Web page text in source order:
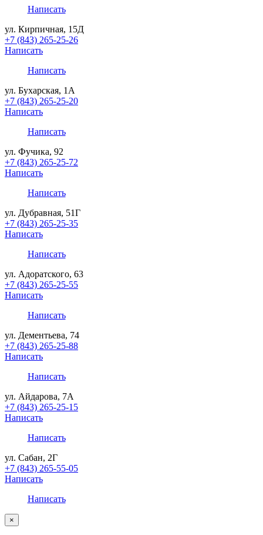
Написать
ул. Кирпичная, 15Д
+7 (843) 265-25-26
Написать
Написать
ул. Бухарская, 1А
+7 (843) 265-25-20
Написать
Написать
ул. Фучика, 92
+7 (843) 265-25-72
Написать
Написать
ул. Дубравная, 51Г
+7 (843) 265-25-35
Написать
Написать
ул. Адоратского, 63
+7 (843) 265-25-55
Написать
Написать
ул. Дементьева, 74
+7 (843) 265-25-88
Написать
Написать
ул. Айдарова, 7А
+7 (843) 265-25-15
Написать
Написать
ул. Сабан, 2Г
+7 (843) 265-55-05
Написать
Написать
×